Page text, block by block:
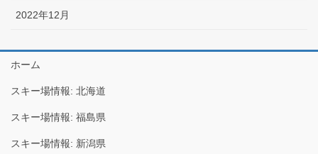
2022年12月
ホーム
スキー場情報: 北海道
スキー場情報: 福島県
スキー場情報: 新潟県